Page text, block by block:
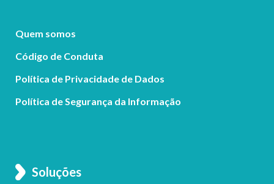
Quem somos
Código de Conduta
Política de Privacidade de Dados
Política de Segurança da Informação
Soluções